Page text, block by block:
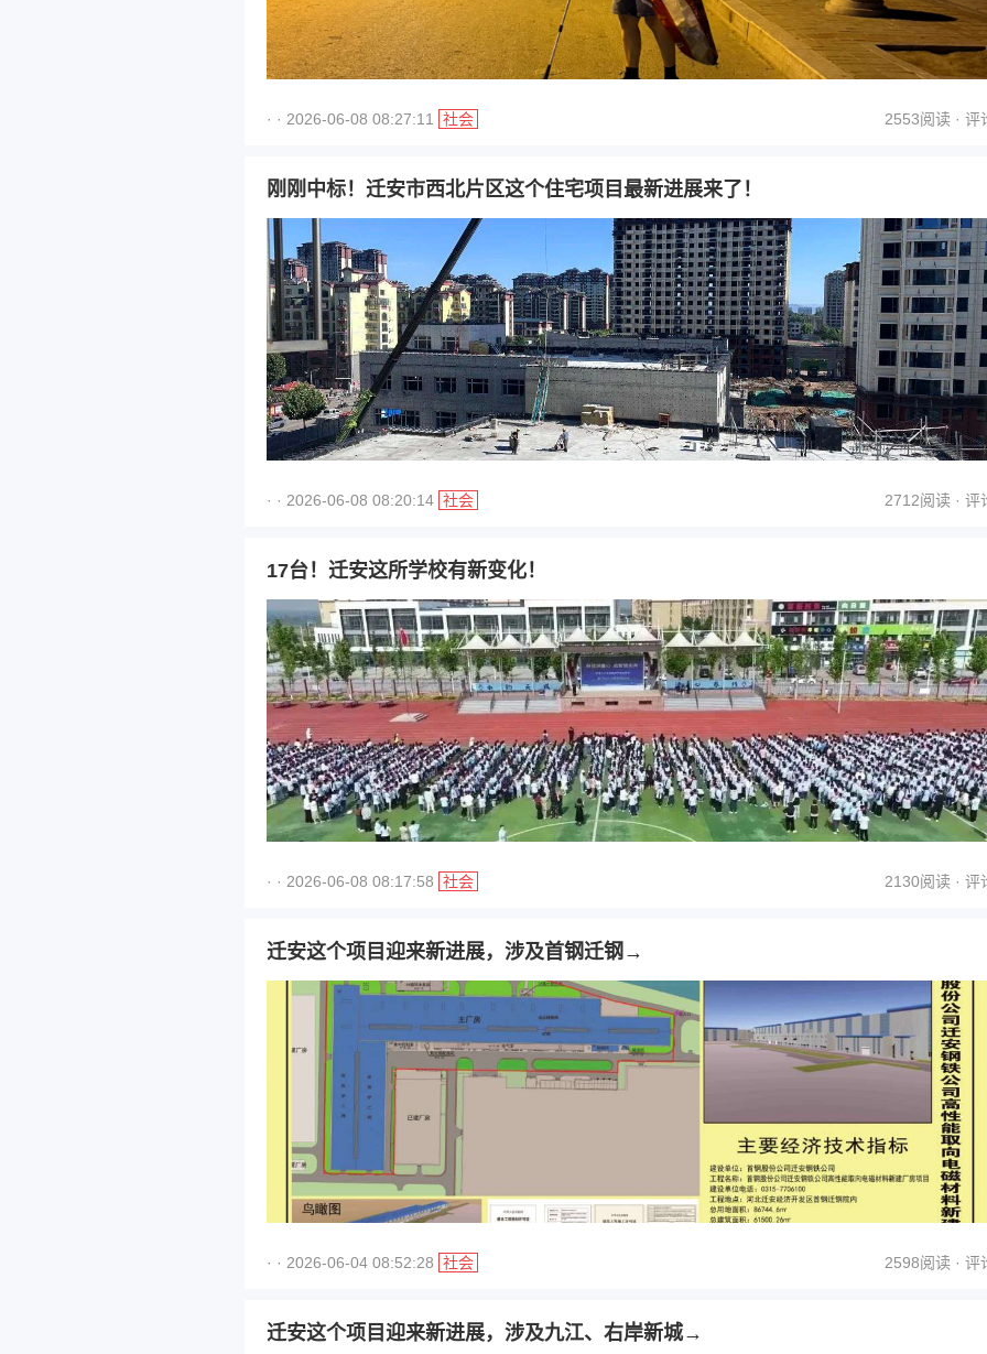
· · 2026-06-08 08:27:11 社会 2553阅读 · 评
刚刚中标！迁安市西北片区这个住宅项目最新进展来了！
· · 2026-06-08 08:20:14 社会 2712阅读 · 评
17台！迁安这所学校有新变化！
· · 2026-06-08 08:17:58 社会 2130阅读 · 评
迁安这个项目迎来新进展，涉及首钢迁钢→
· · 2026-06-04 08:52:28 社会 2598阅读 · 评
迁安这个项目迎来新进展，涉及九江、右岸新城→